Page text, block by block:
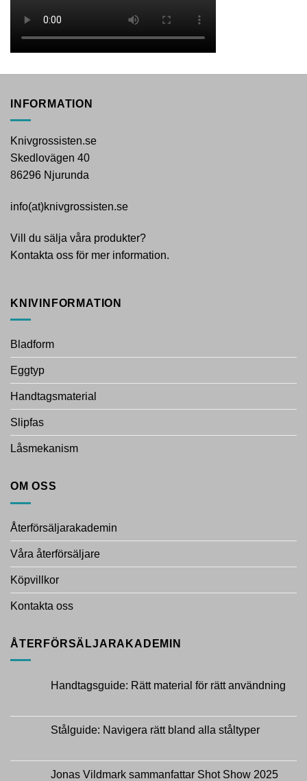
INFORMATION
Knivgrossisten.se
Skedlovägen 40
86296 Njurunda
info(at)knivgrossisten.se
Vill du sälja våra produkter?
Kontakta oss för mer information.
KNIVINFORMATION
Bladform
Eggtyp
Handtagsmaterial
Slipfas
Låsmekanism
OM OSS
Återförsäljarakademin
Våra återförsäljare
Köpvillkor
Kontakta oss
ÅTERFÖRSÄLJARAKADEMIN
Handtagsguide: Rätt material för rätt användning
till
Handtagsguide:
Rätt
rätt
användning
Stålguide: Navigera rätt bland alla ståltyper
till
Stålguide:
Navigera
Jonas Vildmark sammanfattar Shot Show 2025